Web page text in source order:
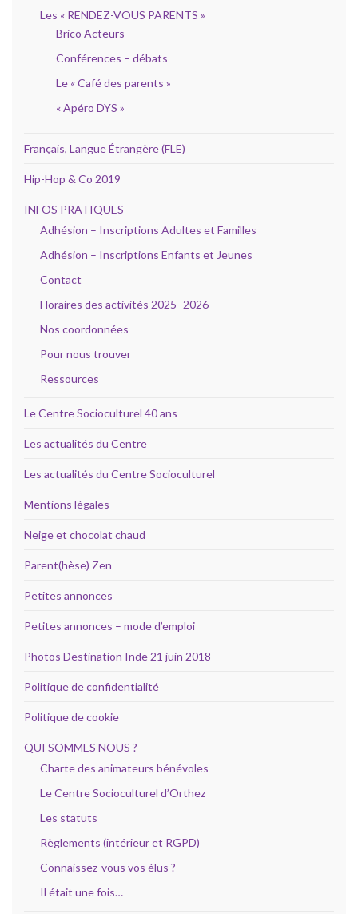
Les « RENDEZ-VOUS PARENTS »
Brico Acteurs
Conférences – débats
Le « Café des parents »
« Apéro DYS »
Français, Langue Étrangère (FLE)
Hip-Hop & Co 2019
INFOS PRATIQUES
Adhésion – Inscriptions Adultes et Familles
Adhésion – Inscriptions Enfants et Jeunes
Contact
Horaires des activités 2025- 2026
Nos coordonnées
Pour nous trouver
Ressources
Le Centre Socioculturel 40 ans
Les actualités du Centre
Les actualités du Centre Socioculturel
Mentions légales
Neige et chocolat chaud
Parent(hèse) Zen
Petites annonces
Petites annonces – mode d’emploi
Photos Destination Inde 21 juin 2018
Politique de confidentialité
Politique de cookie
QUI SOMMES NOUS ?
Charte des animateurs bénévoles
Le Centre Socioculturel d’Orthez
Les statuts
Règlements (intérieur et RGPD)
Connaissez-vous vos élus ?
Il était une fois…